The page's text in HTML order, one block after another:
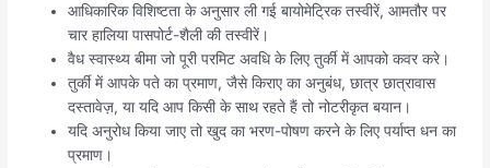
आधिकारिक विशिष्टता के अनुसार ली गई बायोमेट्रिक तस्वीरें, आमतौर पर
चार हालिया पासपोर्ट-शैली की तस्वीरें।
वैध स्वास्थ्य बीमा जो पूरी परमिट अवधि के लिए तुर्की में आपको कवर करे।
तुर्की में आपके पते का प्रमाण, जैसे किराए का अनुबंध, छात्र छात्रावास
दस्तावेज़, या यदि आप किसी के साथ रहते हैं तो नोटरीकृत बयान।
यदि अनुरोध किया जाए तो खुद का भरण-पोषण करने के लिए पर्याप्त धन का
प्रमाण।